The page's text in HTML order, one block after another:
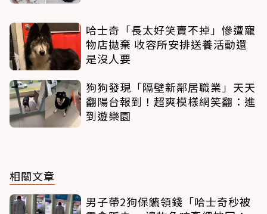
哈士奇「長太好笑賣不掉」慘遭寵
物店拋棄 收容所安排送養活動還
是沒人要
狗狗發現「隔壁新鄰居職業」天天
翻陽台報到！超爽模樣網笑翻：進
到遊樂園
相關文章
男子帶2狗保鑣領錢「哈士奇秒被